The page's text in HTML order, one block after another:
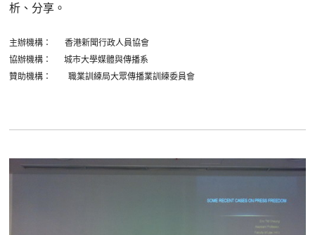
析、分享。
主辦機構：
香港新聞行政人員協會
協辦機構：
城市大學媒體與傳播系
贊助機構：
職業訓練局大眾傳播業訓練委員會